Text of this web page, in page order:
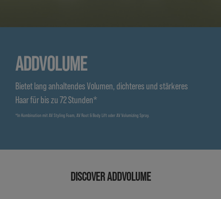
ADDVOLUME
Bietet lang anhaltendes Volumen, dichteres und stärkeres
Haar für bis zu 72 Stunden*
*In Kombination mit AV Styling Foam, AV Root & Body Lift oder AV Volumizing Spray.
DISCOVER ADDVOLUME